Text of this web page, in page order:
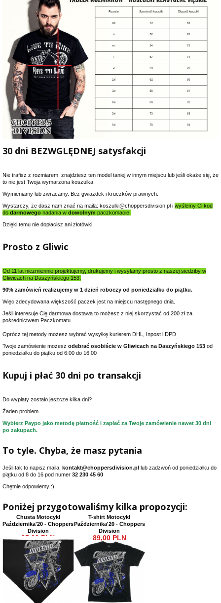
30 dni BEZWGLĘDNEJ satysfakcji
Nie trafisz z rozmiarem, znajdziesz ten model taniej w innym miejscu lub jeśli okaże się, że
to nie jest Twoja wymarzona koszulka.
Wymieniamy lub zwracamy. Bez gwiazdek i kruczków prawnych.
Wystarczy, że dasz nam znać na maila: koszulki@choppersdivision.pl i wyślemy Ci kod
do darmowego nadania w dowolnym paczkomacie.
Dzięki temu nie dopłacisz ani złotówki.
Prosto z Gliwic
Od 11 lat niezmiennie projektujemy, drukujemy i wysyłamy prosto z naszej siedziby w
Gliwicach na Daszyńskiego 153.
90% zamówień realizujemy w 1 dzień roboczy od poniedziałku do piątku.
Więc zdecydowana większość paczek jest na miejscu następnego dnia.
Jeśli interesuje Cię darmowa dostawa to możesz z niej skorzystać od 200 zł za
pośrednictwem Paczkomatu.
Oprócz tej metody możesz wybrać wysyłkę kurierem DHL, Inpost i DPD
Twoje zamówienie możesz odebrać osobiście w Gliwicach na Daszyńskiego 153 od
poniedziałku do piątku od 6:00 do 16:00
Kupuj i płać 30 dni po transakcji
Do wypłaty zostało jeszcze kilka dni?
Żaden problem.
Wybierz Paypo jako metodę płatność i zapłać za Twoje zamówienie nawet 30 dni
po zakupach.
To tyle. Chyba, że masz pytania
Jeśli tak to napisz maila: kontakt@choppersdivision.pl lub zadzwoń od poniedziałku do
piątku od 8 do 16 pod numer 32 230 45 60
Chętnie odpowiemy :)
Poniżej przygotowaliśmy kilka propozycji:
Chusta Motocykl
Października'20 - Choppers
Division
35,00 PLN
T-shirt Motocykl
Października'20 - Choppers
Division
89,00 PLN